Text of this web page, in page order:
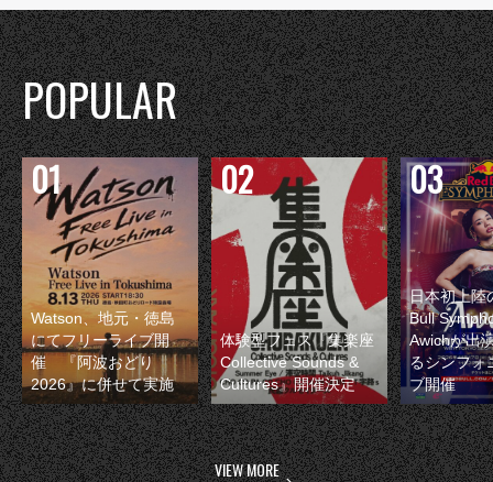
POPULAR
Watson、地元・徳島
にてフリーライブ開
催 『阿波おどり
2026』に併せて実施
体験型フェス『集楽座
Collective Sounds &
Cultures』開催決定
日本初上陸
Bull
Awichが出
るシンフォ
ブ開催
VIEW MORE